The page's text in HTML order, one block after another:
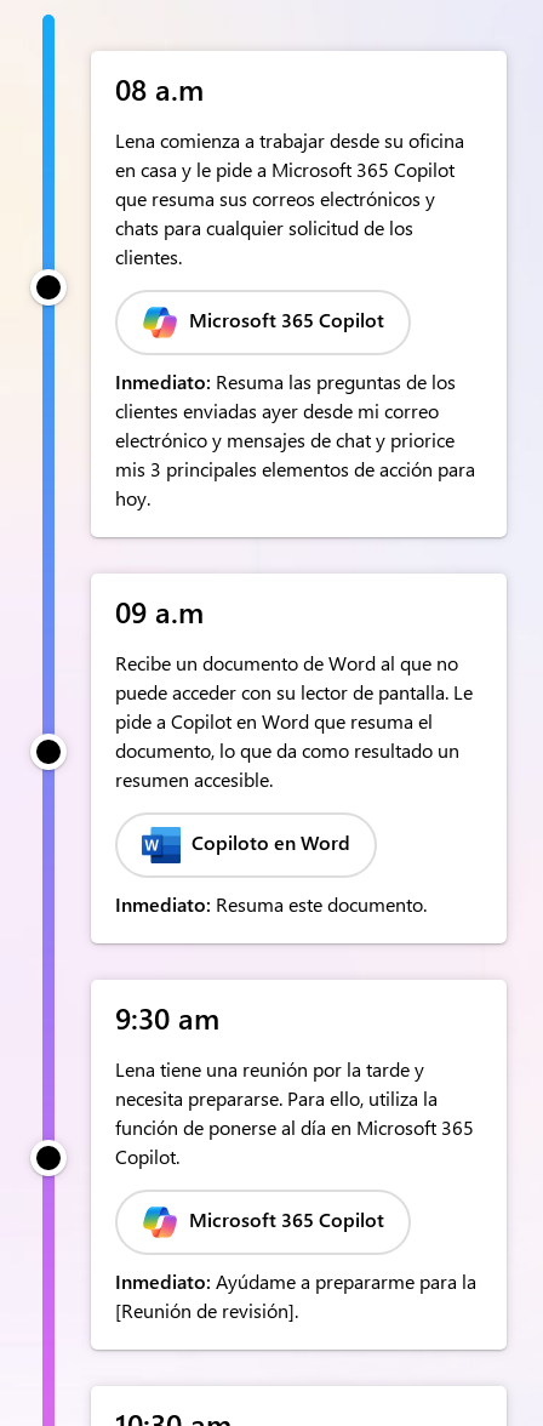
08 a.m
Lena comienza a trabajar desde su oficina
en casa y le pide a Microsoft 365 Copilot
que resuma sus correos electrónicos y
chats para cualquier solicitud de los
clientes.
Microsoft 365 Copilot
Inmediato: Resuma las preguntas de los
clientes enviadas ayer desde mi correo
electrónico y mensajes de chat y priorice
mis 3 principales elementos de acción para
hoy.
09 a.m
Recibe un documento de Word al que no
puede acceder con su lector de pantalla. Le
pide a Copilot en Word que resuma el
documento, lo que da como resultado un
resumen accesible.
Copiloto en Word
Inmediato: Resuma este documento.
9:30 am
Lena tiene una reunión por la tarde y
necesita prepararse. Para ello, utiliza la
función de ponerse al día en Microsoft 365
Copilot.
Microsoft 365 Copilot
Inmediato: Ayúdame a prepararme para la
[Reunión de revisión].